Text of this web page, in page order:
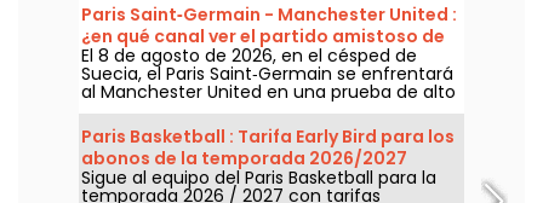
Paris Saint‑Germain - Manchester United :
¿en qué canal ver el partido amistoso de
la pretemporada?
El 8 de agosto de 2026, en el césped de
Suecia, el Paris Saint‑Germain se enfrentará
al Manchester United en una prueba de alto
nivel previa a una nueva temporada. Un
choque histórico y un duelo de prestigio tras
la Copa del Mundo de fútbol. ¿En qué
cadena ver los dos amistosos?
Paris Basketball : Tarifa Early Bird para los
abonos de la temporada 2026/2027
Sigue al equipo del Paris Basketball para la
temporada 2026 / 2027 con tarifas